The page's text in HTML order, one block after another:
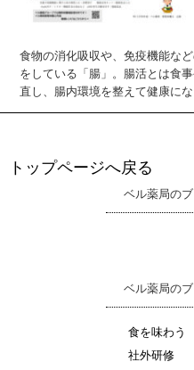
食物の消化吸収や、免疫機能な
をしている「腸」。腸活とは食
直し、腸内環境を整えて健康に
トップページへ戻る
ベル薬局の
ベル薬局の
食を味わう
社外研修